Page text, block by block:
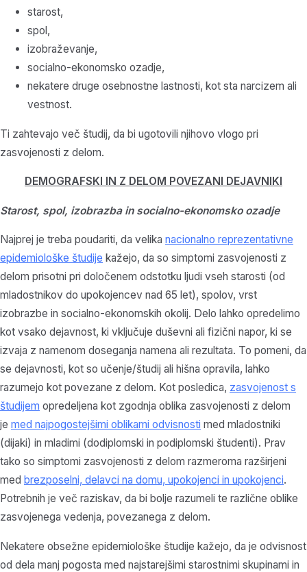
starost,
spol,
izobraževanje,
socialno-ekonomsko ozadje,
nekatere druge osebnostne lastnosti, kot sta narcizem ali
vestnost.
Ti zahtevajo več študij, da bi ugotovili njihovo vlogo pri
zasvojenosti z delom.
DEMOGRAFSKI IN Z DELOM POVEZANI DEJAVNIKI
Starost, spol, izobrazba in socialno-ekonomsko ozadje
Najprej je treba poudariti, da velika nacionalno reprezentativne
epidemiološke študije kažejo, da so simptomi zasvojenosti z
delom prisotni pri določenem odstotku ljudi vseh starosti (od
mladostnikov do upokojencev nad 65 let), spolov, vrst
izobrazbe in socialno-ekonomskih okolij. Delo lahko opredelimo
kot vsako dejavnost, ki vključuje duševni ali fizični napor, ki se
izvaja z namenom doseganja namena ali rezultata. To pomeni, da
se dejavnosti, kot so učenje/študij ali hišna opravila, lahko
razumejo kot povezane z delom. Kot posledica, zasvojenost s
študijem opredeljena kot zgodnja oblika zasvojenosti z delom
je med najpogostejšimi oblikami odvisnosti med mladostniki
(dijaki) in mladimi (dodiplomski in podiplomski študenti). Prav
tako so simptomi zasvojenosti z delom razmeroma razširjeni
med brezposelni, delavci na domu, upokojenci in upokojenci.
Potrebnih je več raziskav, da bi bolje razumeli te različne oblike
zasvojenega vedenja, povezanega z delom.
Nekatere obsežne epidemiološke študije kažejo, da je odvisnost
od dela manj pogosta med najstarejšimi starostnimi skupinami in